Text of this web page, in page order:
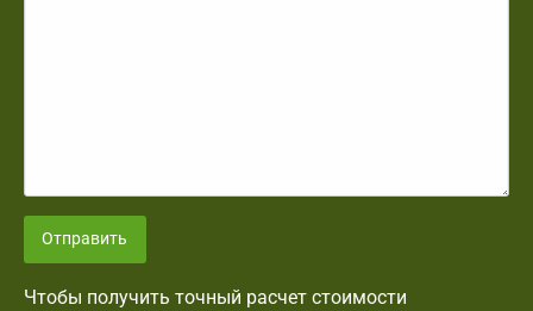
Отправить
Чтобы получить точный расчет стоимости